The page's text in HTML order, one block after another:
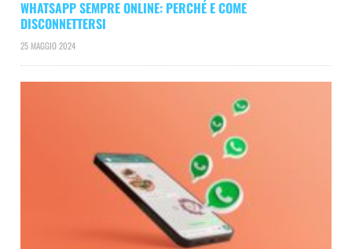
WHATSAPP SEMPRE ONLINE: PERCHÉ E COME
DISCONNETTERSI
25 MAGGIO 2024